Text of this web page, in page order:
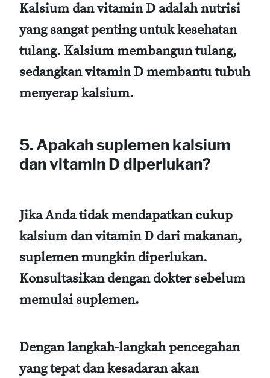
Kalsium dan vitamin D adalah nutrisi
yang sangat penting untuk kesehatan
tulang. Kalsium membangun tulang,
sedangkan vitamin D membantu tubuh
menyerap kalsium.
5. Apakah suplemen kalsium
dan vitamin D diperlukan?
Jika Anda tidak mendapatkan cukup
kalsium dan vitamin D dari makanan,
suplemen mungkin diperlukan.
Konsultasikan dengan dokter sebelum
memulai suplemen.
Dengan langkah-langkah pencegahan
yang tepat dan kesadaran akan